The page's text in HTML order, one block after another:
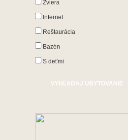
Zviera
Internet
Reštaurácia
Bazén
S deťmi